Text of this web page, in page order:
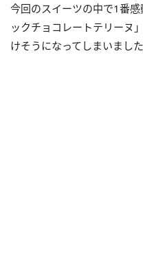
今回のスイーツの中で1番
ックチョコレートテリーヌ
けそうになってしまいました